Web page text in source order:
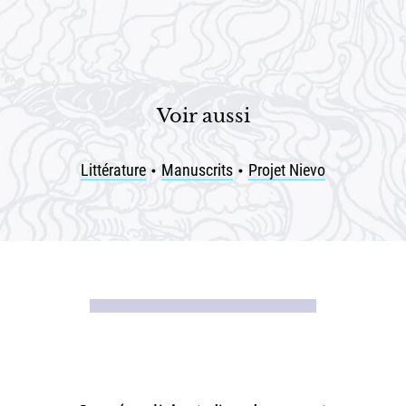
Voir aussi
Littérature • Manuscrits • Projet Nievo